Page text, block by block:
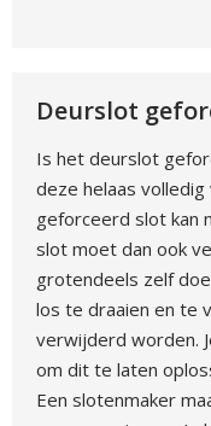
Deurslot
Is het deurslot
deze helaas
geforceerd slot kan
slot moet dan ook
grotendeels zelf
los te draaien en te
verwijderd worden.
om dit te laten
Een slotenmaker